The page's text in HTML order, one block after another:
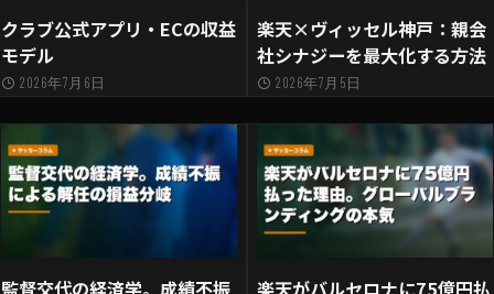
クラブ公式アプリ・ECの収益
モデル
2026年7月6日
楽天×ヴィッセル神戸：親会
社シナジーを最大化する方法
2026年7月5日
監督交代の経済学。成績不振
楽天がバルセロナに75億円払